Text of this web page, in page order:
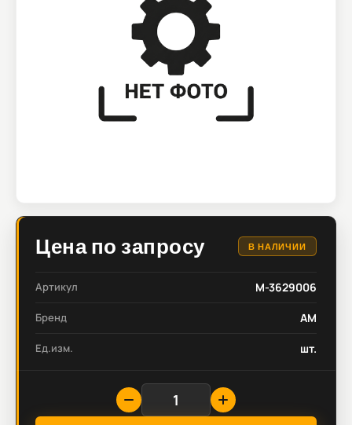
Цена по запросу В НАЛИЧИИ
Артикул M-3629006
Бренд AM
Ед.изм. шт.